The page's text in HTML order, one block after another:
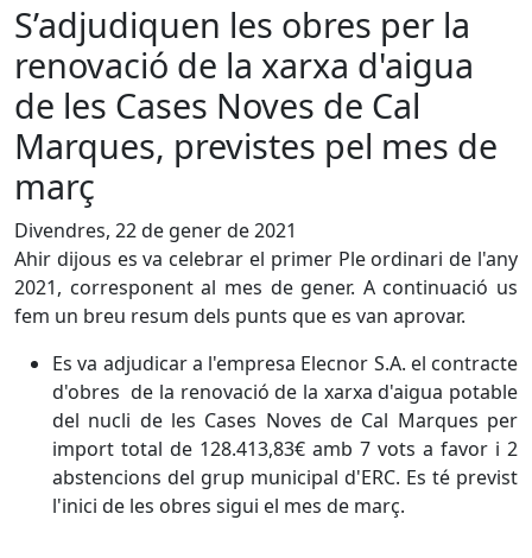
S’adjudiquen les obres per la
renovació de la xarxa d'aigua
de les Cases Noves de Cal
Marques, previstes pel mes de
març
Divendres, 22 de gener de 2021
Ahir dijous es va celebrar el primer Ple ordinari de l'any
2021, corresponent al mes de gener. A continuació us
fem un breu resum dels punts que es van aprovar.
Es va adjudicar a l'empresa Elecnor S.A. el contracte
d'obres de la renovació de la xarxa d'aigua potable
del nucli de les Cases Noves de Cal Marques per
import total de 128.413,83€ amb 7 vots a favor i 2
abstencions del grup municipal d'ERC. Es té previst
l'inici de les obres sigui el mes de març.